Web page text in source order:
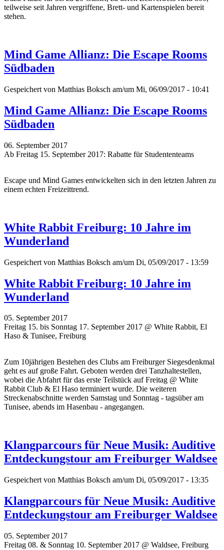
teilweise seit Jahren vergriffene, Brett- und Kartenspielen bereit
stehen.
Mind Game Allianz: Die Escape Rooms
Südbaden
Gespeichert von Matthias Boksch am/um Mi, 06/09/2017 - 10:41
Mind Game Allianz: Die Escape Rooms
Südbaden
06. September 2017
Ab Freitag 15. September 2017: Rabatte für Studententeams
Escape und Mind Games entwickelten sich in den letzten Jahren zu
einem echten Freizeittrend.
White Rabbit Freiburg: 10 Jahre im
Wunderland
Gespeichert von Matthias Boksch am/um Di, 05/09/2017 - 13:59
White Rabbit Freiburg: 10 Jahre im
Wunderland
05. September 2017
Freitag 15. bis Sonntag 17. September 2017 @ White Rabbit, El
Haso & Tunisee, Freiburg
Zum 10jährigen Bestehen des Clubs am Freiburger Siegesdenkmal
geht es auf große Fahrt. Geboten werden drei Tanzhaltestellen,
wobei die Abfahrt für das erste Teilstück auf Freitag @ White
Rabbit Club & El Haso terminiert wurde. Die weiteren
Streckenabschnitte werden Samstag und Sonntag - tagsüber am
Tunisee, abends im Hasenbau - angegangen.
Klangparcours für Neue Musik: Auditive
Entdeckungstour am Freiburger Waldsee
Gespeichert von Matthias Boksch am/um Di, 05/09/2017 - 13:35
Klangparcours für Neue Musik: Auditive
Entdeckungstour am Freiburger Waldsee
05. September 2017
Freitag 08. & Sonntag 10. September 2017 @ Waldsee, Freiburg